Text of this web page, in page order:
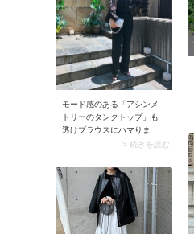
モード感のある「アシンメ
トリーのタンクトップ」も
透けブラウスにハマりま
す。シアーブラウスからワ
のタンクトップが透け見え
して、コーデがおしゃれ見
え。今っぽい装いに仕上げ
たいときはぜひ選んでみ
て。
> 続きを読む